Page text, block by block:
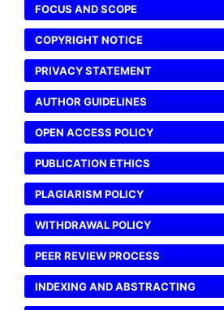
FOCUS AND SCOPE
COPYRIGHT NOTICE
PRIVACY STATEMENT
AUTHOR GUIDELINES
OPEN ACCESS POLICY
PUBLICATION ETHICS
PLAGIARISM POLICY
WITHDRAWAL POLICY
PEER REVIEW PROCESS
INDEXING AND ABSTRACTING